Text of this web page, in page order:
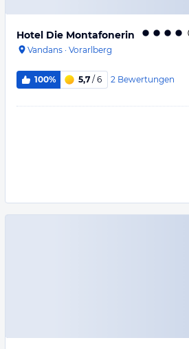
Hotel Die Montafonerin
Vandans · Vorarlberg
100% 5,7 / 6 2 Bewertungen